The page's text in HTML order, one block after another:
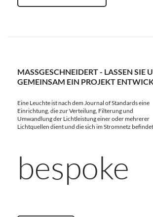
MASSGESCHNEIDERT - LASSEN SIE
EMEINSAM EIN PROJEKT
Eine Leuchte ist nach dem Journal of Standards eine
Einrichtung, die zur Verteilung, Filterung und
Umwandlung der Lichtleistung einer oder mehrerer
Lichtquellen dient und die sich im Stromnetz befindet
bespoke